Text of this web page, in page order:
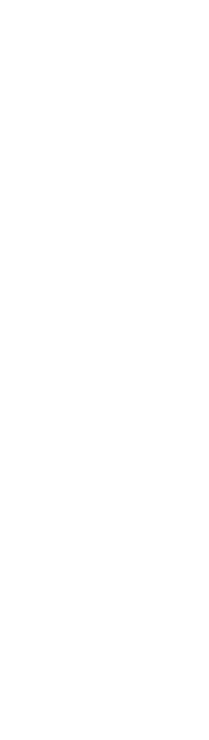
et des produits
être donnée
?